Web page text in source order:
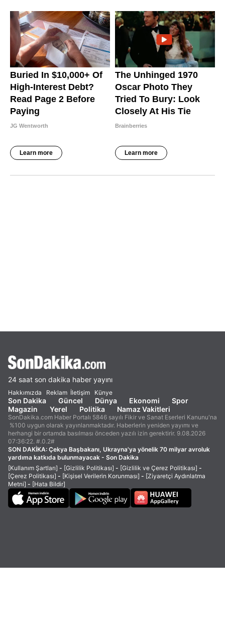
24 saat son dakika haber yayını
Hakkımızda Reklam İletişim Künye
Son Dakika Güncel Dünya Ekonomi
Spor
Magazin
Yerel Politika Namaz Vakitleri
SonDakika.com Haber Portalı 5846 sayılı Fikir ve Sanat Eserleri Kanunu'na
%100 uygun olarak yayınlanmaktadır. Haberlerin yeniden yayımı ve
herhangi bir ortamda basılması önceden yazılı izin gerektirir. 9.08.2026
07:36:22. #.0.2#
SON DAKİKA: Çekya Başbakanı, Ukrayna'ya yönelik 70 milyar avroluk
yardıma katkıda bulunmayacak - Son Dakika
[Kullanım Şartları] - [Gizlilik Politikası] - [Gizlilik ve Çerez Politikası] -
[Çerez Politikası] - [Kişisel Verilerin Korunması] - [Ziyaretçi Aydınlatma
Metni] - [Hata Bildir]